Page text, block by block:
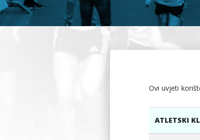
Ovi uvjeti
ATLETSKI